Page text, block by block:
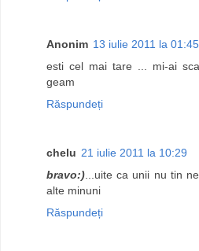
Anonim 13 iulie 2011 la 01:45
esti cel mai tare ... mi-ai
geam
Răspundeți
chelu 21 iulie 2011 la 10:29
bravo:)...uite ca unii nu tin
alte minuni
Răspundeți